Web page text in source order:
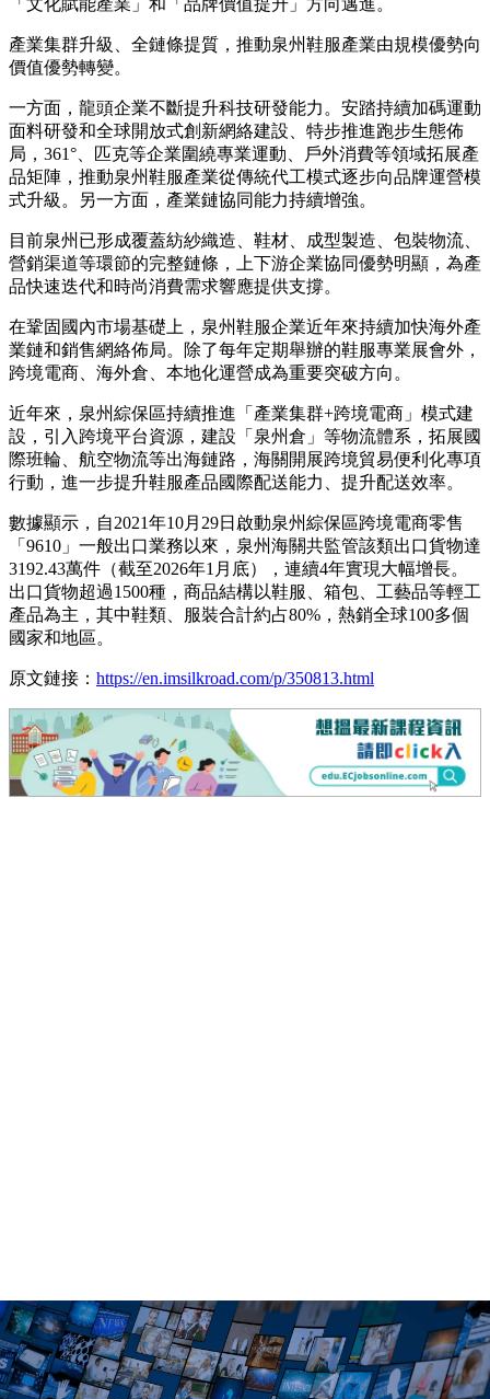
產業集群升級、全鏈條提質，推動泉州鞋服產業由規模優勢向
價值優勢轉變。
一方面，龍頭企業不斷提升科技研發能力。安踏持續加碼運動
面料研發和全球開放式創新網絡建設、特步推進跑步生態佈
局，361°、匹克等企業圍繞專業運動、戶外消費等領域拓展產
品矩陣，推動泉州鞋服產業從傳統代工模式逐步向品牌運營模
式升級。另一方面，產業鏈協同能力持續增強。
目前泉州已形成覆蓋紡紗織造、鞋材、成型製造、包裝物流、
營銷渠道等環節的完整鏈條，上下游企業協同優勢明顯，為產
品快速迭代和時尚消費需求響應提供支撐。
在鞏固國內市場基礎上，泉州鞋服企業近年來持續加快海外產
業鏈和銷售網絡佈局。除了每年定期舉辦的鞋服專業展會外，
跨境電商、海外倉、本地化運營成為重要突破方向。
近年來，泉州綜保區持續推進「產業集群+跨境電商」模式建
設，引入跨境平台資源，建設「泉州倉」等物流體系，拓展國
際班輪、航空物流等出海鏈路，海關開展跨境貿易便利化專項
行動，進一步提升鞋服產品國際配送能力、提升配送效率。
數據顯示，自2021年10月29日啟動泉州綜保區跨境電商零售
「9610」一般出口業務以來，泉州海關共監管該類出口貨物達
3192.43萬件（截至2026年1月底），連續4年實現大幅增長。
出口貨物超過1500種，商品結構以鞋服、箱包、工藝品等輕工
產品為主，其中鞋類、服裝合計約占80%，熱銷全球100多個
國家和地區。
原文鏈接： https://en.imsilkroad.com/p/350813.html